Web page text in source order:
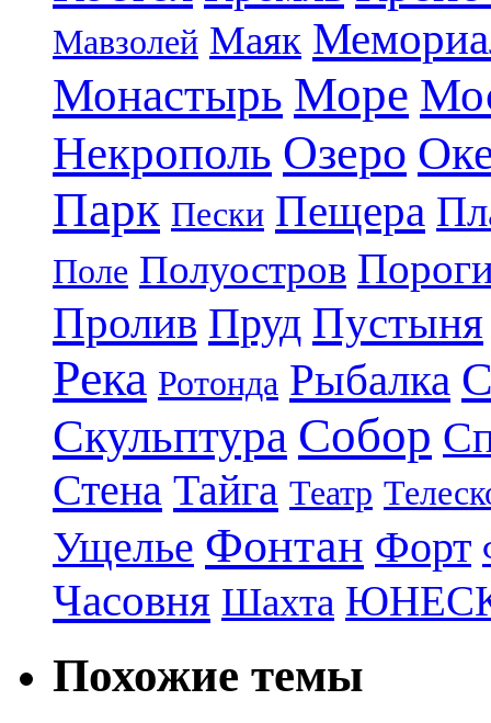
Мавзолей Маяк
Монастырь Море
Некрополь Озеро
Парк Пески Пещера
Поле Полуостров
Пролив Пруд Пустыня
Река Ротонда Рыбалка
Скульптура Собор
Стена Тайга Театр
Ущелье Фонтан Форт
Часовня Шахта
Похожие темы